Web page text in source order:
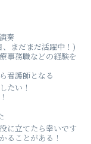
奏
まだまだ活躍中！)
事務職などの経験を
看護師となる
たい！
に立てたら幸いです
ることがある！